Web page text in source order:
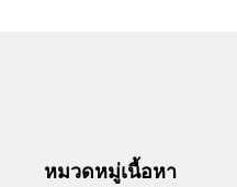
หมวดหมู่เนื้อหา